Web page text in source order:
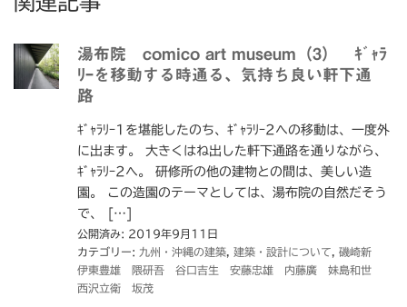
湯布院 comico art museum（3） ｷﾞｬﾗ
ﾘｰを移動する時通る、気持ち良い軒下通
路
ｷﾞｬﾗﾘｰ1を堪能したのち、ｷﾞｬﾗﾘｰ2への移動は、一度外
に出ます。 大きくはね出した軒下通路を通りながら、
ｷﾞｬﾗﾘｰ2へ。 研修所の他の建物との間は、美しい造
園。 この造園のテーマとしては、湯布院の自然だそう
で、 […]
公開済み: 2019年9月11日
カテゴリー: 九州・沖縄の建築 建築・設計について
磯崎新
伊東豊雄 隈研吾 谷口吉生 安藤忠雄 内藤廣 妹島和世
西沢立衛 坂茂